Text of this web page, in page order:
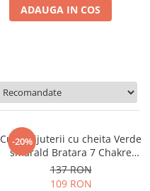
ADAUGA IN COS
-20%
Cutie bijuterii cu cheita Verde
smarald Bratara 7 Chakre
CADOU
137 RON
109 RON